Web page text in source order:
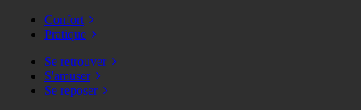
Confort
Pratique
Se retrouver
S'amuser
Se reposer